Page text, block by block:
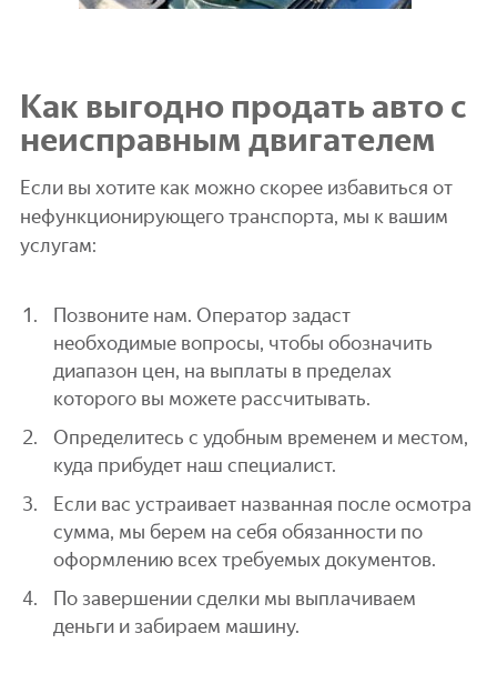
Как выгодно продать авто с
неисправным двигателем
Если вы хотите как можно скорее избавиться от
нефункционирующего транспорта, мы к вашим
услугам:
Позвоните нам. Оператор задаст
необходимые вопросы, чтобы обозначить
диапазон цен, на выплаты в пределах
которого вы можете рассчитывать.
Определитесь с удобным временем и местом,
куда прибудет наш специалист.
Если вас устраивает названная после осмотра
сумма, мы берем на себя обязанности по
оформлению всех требуемых документов.
По завершении сделки мы выплачиваем
деньги и забираем машину.